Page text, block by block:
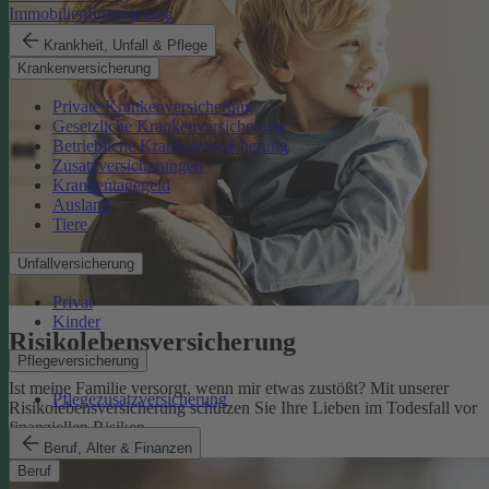
Immobilienfinanzierung
Krankheit, Unfall & Pflege
Krankenversicherung
Private Krankenversicherung
Gesetzliche Krankenversicherung
Betriebliche Krankenversicherung
Zusatzversicherungen
Krankentagegeld
Ausland
Tiere
Unfallversicherung
Privat
Kinder
Pflegeversicherung
Pflegezusatzversicherung
Beruf, Alter & Finanzen
Beruf
Risikolebens­versicherung
Ist meine Familie versorgt, wenn mir etwas zustößt? Mit unserer
Risikolebensversicherung schützen Sie Ihre Lieben im Todesfall vor
finanziellen Risiken.
Risikolebensversicherung